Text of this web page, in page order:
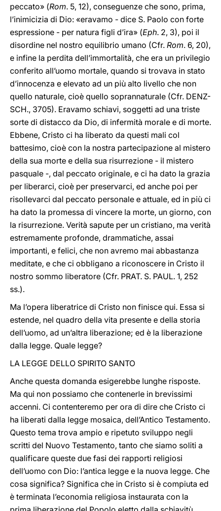
peccato» (Rom. 5, 12), conseguenze che sono, prima,
l’inimicizia di Dio: «eravamo - dice S. Paolo con forte
espressione - per natura figli d’ira» (Eph. 2, 3), poi il
disordine nel nostro equilibrio umano (Cfr. Rom. 6, 20),
e infine la perdita dell’immortalità, che era un privilegio
conferito all’uomo mortale, quando si trovava in stato
d’innocenza e elevato ad un più alto livello che non
quello naturale, cioè quello soprannaturale (Cfr. DENZ-
SCH., 3705). Eravamo schiavi, soggetti ad una triste
sorte di distacco da Dio, di infermità morale e di morte.
Ebbene, Cristo ci ha liberato da questi mali col
battesimo, cioè con la nostra partecipazione al mistero
della sua morte e della sua risurrezione - il mistero
pasquale -, dal peccato originale, e ci ha dato la grazia
per liberarci, cioè per preservarci, ed anche poi per
risollevarci dal peccato personale e attuale, ed in più ci
ha dato la promessa di vincere la morte, un giorno, con
la risurrezione. Verità sapute per un cristiano, ma verità
estremamente profonde, drammatiche, assai
importanti, e felici, che non avremo mai abbastanza
meditate, e che ci obbligano a riconoscere in Cristo il
nostro sommo liberatore (Cfr. PRAT. S. PAUL. 1, 252
ss.).
Ma l’opera liberatrice di Cristo non finisce qui. Essa si
estende, nel quadro della vita presente e della storia
dell’uomo, ad un’altra liberazione; ed è la liberazione
dalla legge. Quale legge?
LA LEGGE DELLO SPIRITO SANTO
Anche questa domanda esigerebbe lunghe risposte.
Ma qui non possiamo che contenerle in brevissimi
accenni. Ci contenteremo per ora di dire che Cristo ci
ha liberati dalla legge mosaica, dell’Antico Testamento.
Questo tema trova ampio e ripetuto sviluppo negli
scritti del Nuovo Testamento, tanto che siamo soliti a
qualificare queste due fasi dei rapporti religiosi
dell’uomo con Dio: l’antica legge e la nuova legge. Che
cosa significa? Significa che in Cristo si è compiuta ed
è terminata l’economia religiosa instaurata con la